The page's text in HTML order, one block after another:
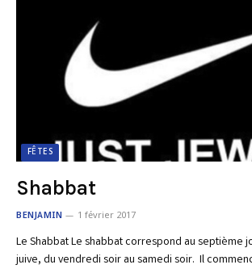
FÊTES
Shabbat
BENJAMIN 1 février 2017
Le Shabbat Le shabbat correspond au septième
juive, du vendredi soir au samedi soir. Il